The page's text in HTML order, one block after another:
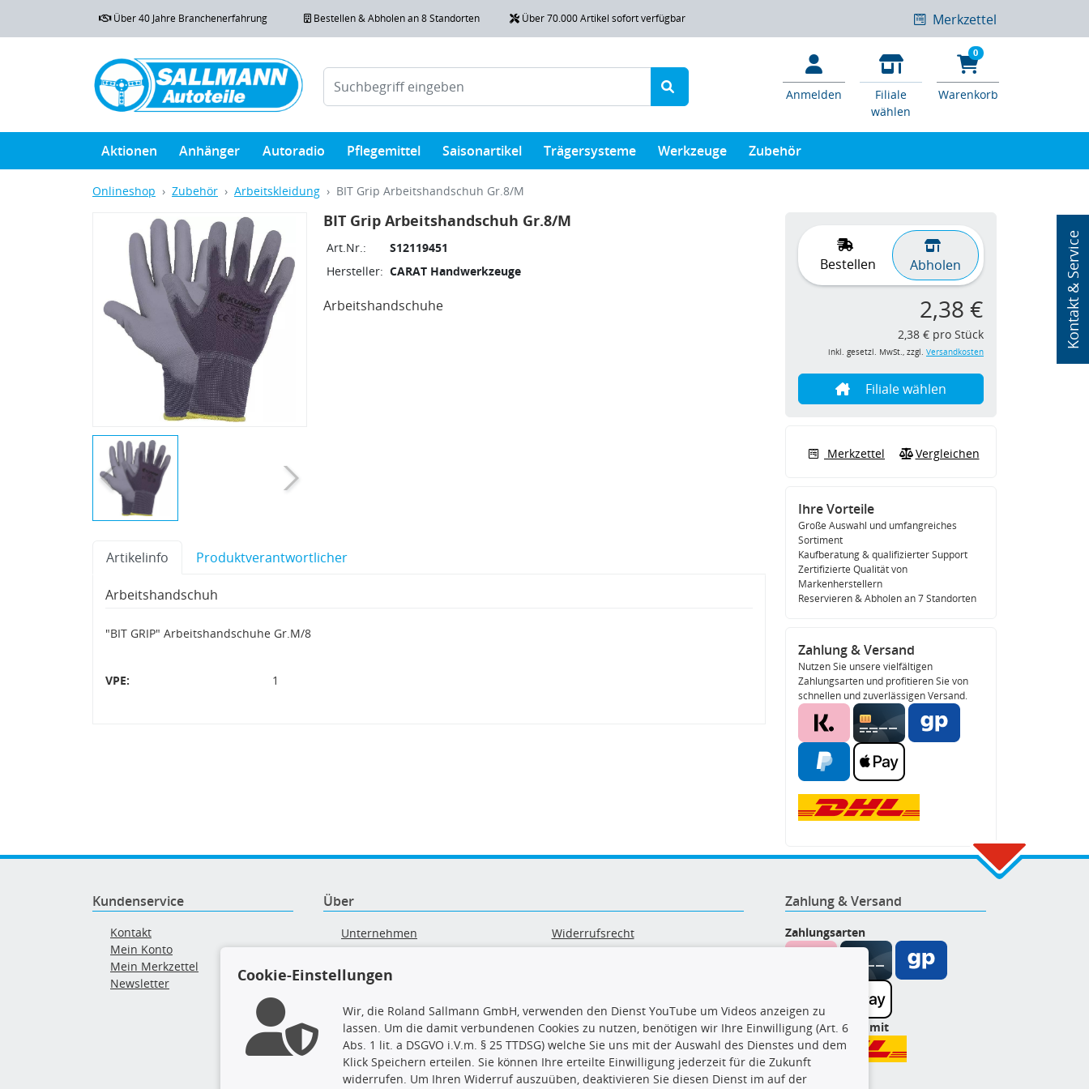
Kontakt & Service
Über 40 Jahre Branchenerfahrung Bestellen & Abholen an 8 Standorten Über 70.000 Artikel sofort verfügbar Merkzettel
Anmelden
Filiale
wählen
0
Warenkorb
Aktionen Anhänger Autoradio Pflegemittel Saisonartikel Trägersysteme Werkzeuge Zubehör
Onlineshop Zubehör Arbeitskleidung BIT Grip Arbeitshandschuh Gr.8/M
BIT Grip Arbeitshandschuh Gr.8/M
Art.Nr.:
S12119451
Hersteller: CARAT Handwerkzeuge
Arbeitshandschuhe
Artikelinfo Produktverantwortlicher
Arbeitshandschuh
"BIT GRIP" Arbeitshandschuhe Gr.M/8
VPE: 1
Bestellen Abholen
2,38 €
2,38 € pro Stück
inkl. gesetzl. MwSt., zzgl. Versandkosten
Filiale wählen
Merkzettel Vergleichen
Ihre Vorteile
Große Auswahl und umfangreiches
Sortiment
Kaufberatung & qualifizierter Support
Zertifizierte Qualität von
Markenherstellern
Reservieren & Abholen an 7 Standorten
Zahlung & Versand
Nutzen Sie unsere vielfältigen
Zahlungsarten und profitieren Sie von
schnellen und zuverlässigen Versand.
Kundenservice
Kontakt
Mein Konto
Mein Merkzettel
Newsletter
Über
Unternehmen
AGB
Versand & Zahlung
Altgeräte-/ Batterieentsorgung
Widerrufsrecht
Widerrufsformular
Barrierefreiheitserklärung
Zahlung & Versand
Zahlungsarten
Wir versenden mit
Cookie-Einstellungen
Wir, die Roland Sallmann GmbH, verwenden den Dienst YouTube um Videos anzeigen zu
lassen. Um die damit verbundenen Cookies zu nutzen, benötigen wir Ihre Einwilligung (Art. 6
Abs. 1 lit. a DSGVO i.V.m. § 25 TTDSG) welche Sie uns mit der Auswahl des Dienstes und dem
Klick Speichern erteilen. Sie können Ihre erteilte Einwilligung jederzeit für die Zukunft
widerrufen. Um Ihren Widerruf auszuüben, deaktivieren Sie diesen Dienst im auf der